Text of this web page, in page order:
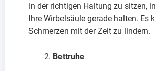
in der richtigen Haltung zu sitzen,
Ihre Wirbelsäule gerade halten. Es
Schmerzen mit der Zeit zu lindern.
Bettruhe